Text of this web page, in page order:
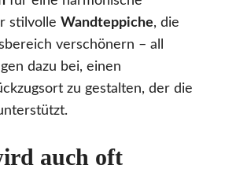
stilvolle Wandteppiche, die
verschönern – all
dazu bei, einen
zu gestalten, der die
auch oft